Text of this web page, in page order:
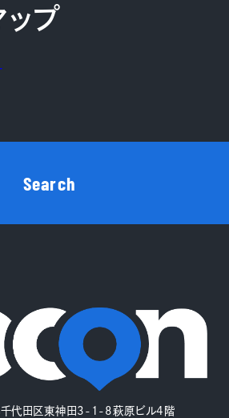
代田区東神田3-1-8萩原ビル4階
ップ
Search